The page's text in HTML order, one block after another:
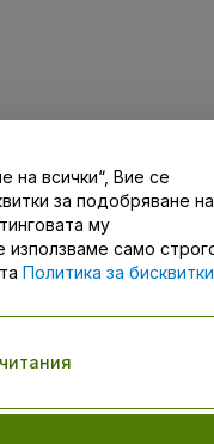
се с нас
с
иПолитиката за
Вашите опции за
на всички“, Вие се
за подобряване на
му
само
Политика за бисквитки